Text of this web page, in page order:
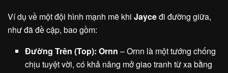
Ví dụ về một đội hình mạnh mẽ khi Jayceđi đường giữa,
như đã đề cập, bao gồm:
Đường Trên (Top): Ornn – Ornn là một tướng chống
chịu tuyệt vời, có khả năng mở giao tranh từ xa bằng